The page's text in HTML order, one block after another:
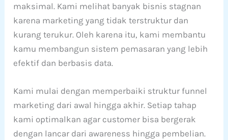
maksimal. Kami melihat banyak bisnis stagnan
karena marketing yang tidak terstruktur dan
kurang terukur. Oleh karena itu, kami membantu
kamu membangun sistem pemasaran yang lebih
efektif dan berbasis data.
Kami mulai dengan memperbaiki struktur funnel
marketing dari awal hingga akhir. Setiap tahap
kami optimalkan agar customer bisa bergerak
dengan lancar dari awareness hingga pembelian.